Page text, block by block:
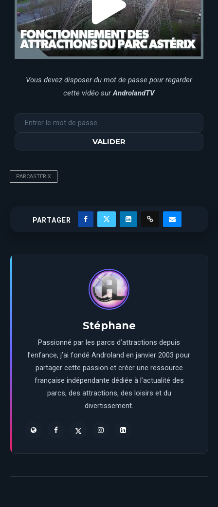
Vous devez disposer du mot de passe pour regarder
cette vidéo surAndrolandTV
PARCASTERIX
PARTAGER
Stéphane
Passionné par les parcs d’attractions depuis
l’enfance, j’ai fondé Androland en janvier 2003 pour
partager cette passion et créer une ressource
française indépendante dédiée à l’actualité des
parcs, des attractions, des loisirs et du
divertissement.